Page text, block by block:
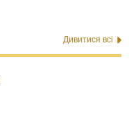
Дивитися всі